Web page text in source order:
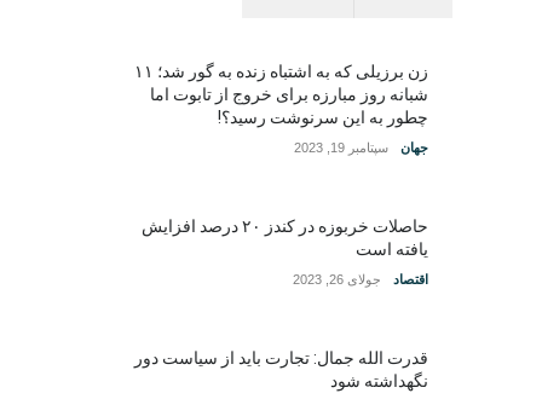
زن برزیلی که به اشتباه زنده به گور شد؛ ۱۱
شبانه روز مبارزه برای خروج از تابوت اما
چطور به این سرنوشت رسید؟!
جهان سپتامبر 19, 2023
حاصلات خربوزه در کندز ۲۰ درصد افزایش
یافته است
اقتصاد جولای 26, 2023
قدرت الله جمال: تجارت باید از سیاست دور
نگهداشته شود